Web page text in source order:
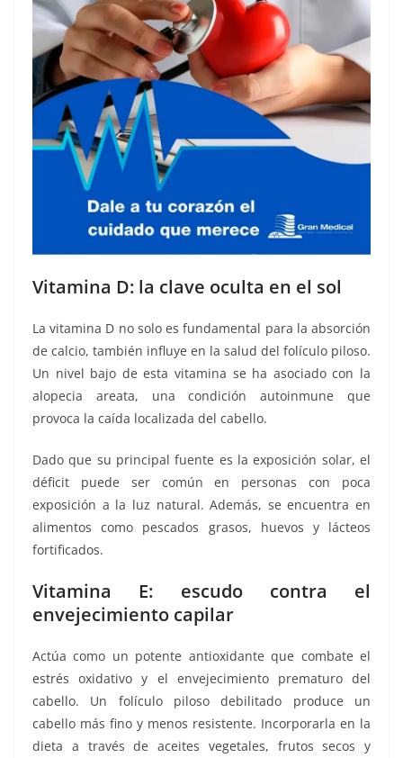
Vitamina D: la clave oculta en el sol
La vitamina D no solo es fundamental para la absorción
de calcio, también influye en la salud del folículo piloso.
Un nivel bajo de esta vitamina se ha asociado con la
alopecia areata, una condición autoinmune que
provoca la caída localizada del cabello.
Dado que su principal fuente es la exposición solar, el
déficit puede ser común en personas con poca
exposición a la luz natural. Además, se encuentra en
alimentos como pescados grasos, huevos y lácteos
fortificados.
Vitamina E: escudo contra el
envejecimiento capilar
Actúa como un potente antioxidante que combate el
estrés oxidativo y el envejecimiento prematuro del
cabello. Un folículo piloso debilitado produce un
cabello más fino y menos resistente. Incorporarla en la
dieta a través de aceites vegetales, frutos secos y